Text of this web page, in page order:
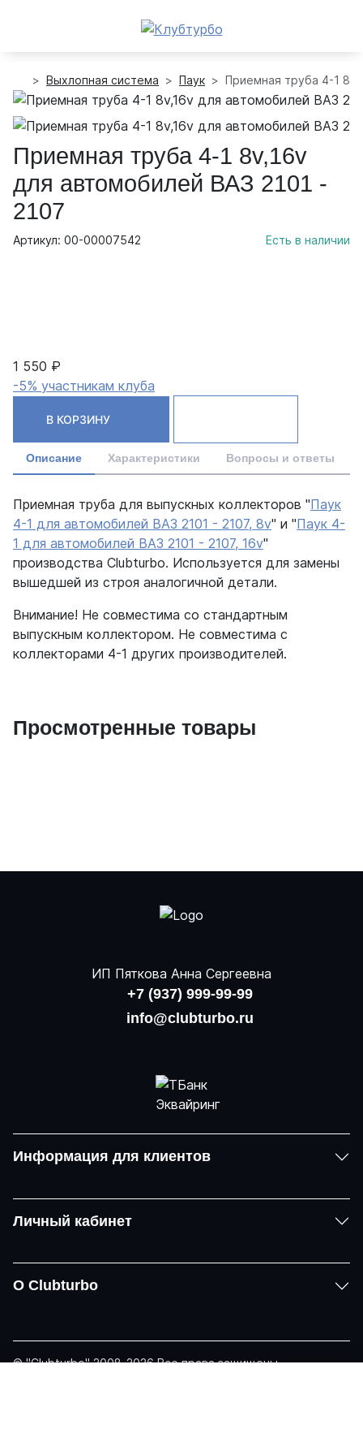
Выхлопная система Паук Приемная труба 4-1
Приемная труба 4-1 8v,16v
для автомобилей ВАЗ 2101 -
2107
Артикул: 00-00007542 Есть в наличии
1 550 ₽
-5% участникам клуба
В КОРЗИНУ
Описание Характеристики Вопросы и ответы
Приемная труба для выпускных коллекторов "Паук
4-1 для автомобилей ВАЗ 2101 - 2107, 8v" и "Паук 4-
1 для автомобилей ВАЗ 2101 - 2107, 16v"
производства Clubturbo. Используется для замены
вышедшей из строя аналогичной детали.
Внимание! Не совместима со стандартным
выпускным коллектором. Не совместима с
коллекторами 4-1 других производителей.
Просмотренные товары
ИП Пяткова Анна Сергеевна
+7 (937) 999-99-99
info@clubturbo.ru
Информация для клиентов
Личный кабинет
О Clubturbo
© "Clubturbo" 2008-2026 Все права защищены